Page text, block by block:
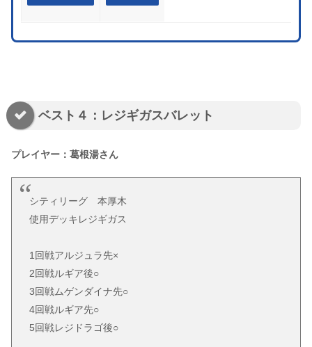
ベスト４：レジギガスバレット
プレイヤー：葛根湯さん
シティリーグ 本厚木
使用デッキレジギガス
1回戦アルジュラ先×
2回戦ルギア後○
3回戦ムゲンダイナ先○
4回戦ルギア先○
5回戦レジドラゴ後○